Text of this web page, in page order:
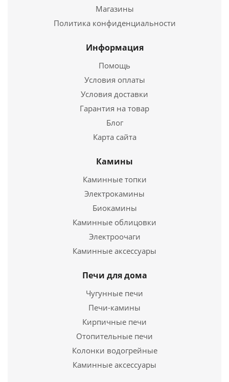
Купить в 1 клик
Вентиляционная решетка Черная/Серебро (11*11)
11CS
Магазины
Политика конфиденциальности
Информация
Помощь
Условия оплаты
Условия доставки
Гарантия на товар
Блог
Карта сайта
Камины
Каминные топки
Электрокамины
Биокамины
Каминные облицовки
Электроочаги
Каминные аксессуары
Печи для дома
Чугунные печи
Печи-камины
Кирпичные печи
Отопительные печи
Колонки водогрейные
Каминные аксессуары